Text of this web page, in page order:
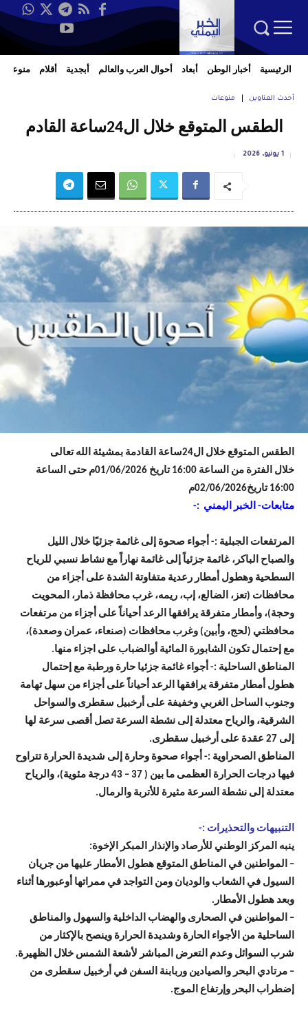
الرئيسية أخبار الوطن أبعاد أحوال العرب والعالم أبجدية أقلام منوعات
أحدث العناوين منوعات
الطقس المتوقع خلال ال24ساعة القادم
1 يونيو، 2026
الطقس المتوقع خلال ال24ساعة القادمة بمشيئة الله تعالى
خلال الفترة من الساعة 16:00 تاريخ 01/06/2026م حتى الساعة
16:00 تاريخ02/06/2026م
متابعات- الخبر اليمني :-
المرتفعات الجبلية :- أجواء صحوة إلى غائمة جزئيًا خلال الليل
والصباح الباكر، غائمة جزئياً إلى غائمة نهاراً مع نشاط نسبي للرياح
السطحية وهطول أمطار رعدية متفاوتة الشدة على أجزاء من
محافظات (تعز، الضالع، إب، ريمه، غرب محافظة ذمار، المحويت
وحجة)، وأمطار متفرقة يرافقها الرعد أحياناً على أجزاء من مرتفعات
محافظتي (لحج، وأبين) وغرب محافظات (صنعاء، عمران وصعدة)،
مع إحتمال تكون الشابورة المائية أوالضباب على اجزاء منها.
المناطق الساحلية :- أجواء غائمة جزئيا حارة ورطبة مع إحتمال
هطول أمطار متفرقة يرافقها الرعد أحياناً على أجزاء من سهل تهامة
وجنوب الساحل الغربي وخفيفة على أرخبيل سقطرى والسواحل
الشرقية، والرياح معتدلة إلى نشطة السرعة تصل أقصى سرعة لها
إلى 27 عقدة على أرخبيل سقطرى.
المناطق الصحراوية :- أجواء صحوة وحارة إلى شديدة الحرارة تتراوح
فيها درجات الحرارة العظمى ما بين ( 37 – 43 درجة مئوية)، والرياح
معتدلة إلى نشطة السرعة مثيرة للأتربة والرمال.
التنبيهات والتحذيرات :-
ينبه المركز الوطني للأرصاد والإنذار المبكر الإخوة:
– المواطنين في المناطق المتوقع هطول الأمطار عليها من جريان
السيول في الشعاب والوديان ومن التواجد في ممراتها أوعبورها أثناء
وبعد هطول الأمطار.
– المواطنين في الصحارى والهضاب الداخلية والسهول والمناطق
الساحلية من الأجواء الحارة وشديدة الحرارة وينصح بالإكثار من
شرب السوائل وعدم التعرض المباشر لأشعة الشمس خلال الظهيرة.
– مرتادي البحر والصيادين وربابنة السفن في أرخبيل سقطرى من
إضطراب البحر وإرتفاع الموج.